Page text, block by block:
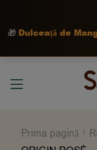
🎁 Dulceață de
Prima pagină